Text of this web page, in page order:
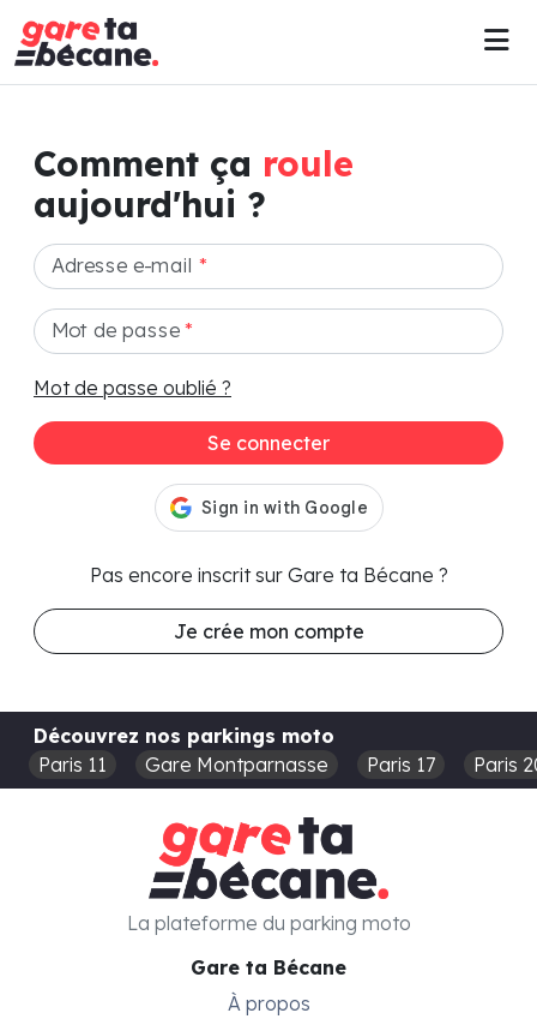
Comment ça roule
aujourd'hui ?
Adresse e-mail *
Mot de passe*
Mot de passe oublié ?
Se connecter
Pas encore inscrit sur Gare ta Bécane ?
Je crée mon compte
Découvrez nos parkings moto
Paris 11
Gare Montparnasse Paris 17 Paris
Gare ta Bécane
À propos
La plateforme du parking moto